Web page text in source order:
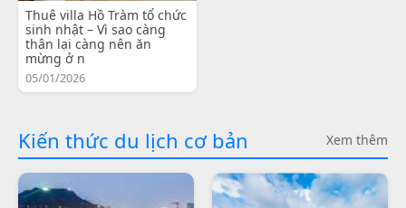
Thuê villa Hồ Tràm tổ chức
sinh nhật – Vì sao càng
thân lại càng nên ăn
mừng ở n
05/01/2026
Kiến thức du lịch cơ bản Xem thêm